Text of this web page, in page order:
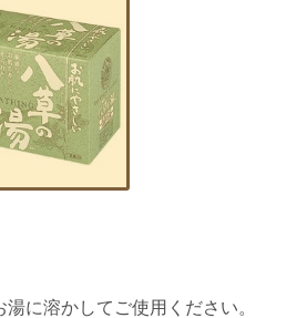
湯に溶かしてご使用ください。